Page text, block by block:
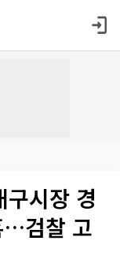
시장 경
…검찰 고